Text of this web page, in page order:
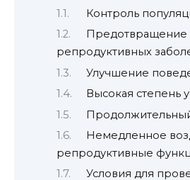
Контроль
Предотвращение
репродуктивных
Улучшение
Высокая степень
Немедленное
репродуктивные
Условия для